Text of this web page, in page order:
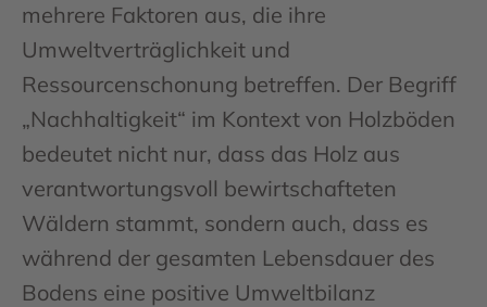
mehrere Faktoren aus, die ihre
Umweltverträglichkeit und
Ressourcenschonung betreffen. Der Begriff
„Nachhaltigkeit“ im Kontext von Holzböden
bedeutet nicht nur, dass das Holz aus
verantwortungsvoll bewirtschafteten
Wäldern stammt, sondern auch, dass es
während der gesamten Lebensdauer des
Bodens eine positive Umweltbilanz